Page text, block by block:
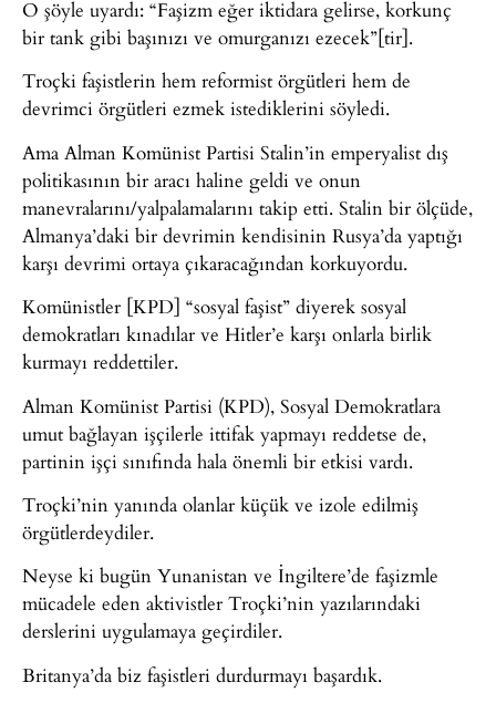
O şöyle uyardı: “Faşizm eğer iktidara gelirse, korkunç
bir tank gibi başınızı ve omurganızı ezecek”[tir].
Troçki faşistlerin hem reformist örgütleri hem de
devrimci örgütleri ezmek istediklerini söyledi.
Ama Alman Komünist Partisi Stalin’in emperyalist dış
politikasının bir aracı haline geldi ve onun
manevralarını/yalpalamalarını takip etti. Stalin bir ölçüde,
Almanya’daki bir devrimin kendisinin Rusya’da yaptığı
karşı devrimi ortaya çıkaracağından korkuyordu.
Komünistler [KPD] “sosyal faşist” diyerek sosyal
demokratları kınadılar ve Hitler’e karşı onlarla birlik
kurmayı reddettiler.
Alman Komünist Partisi (KPD), Sosyal Demokratlara
umut bağlayan işçilerle ittifak yapmayı reddetse de,
partinin işçi sınıfında hala önemli bir etkisi vardı.
Troçki’nin yanında olanlar küçük ve izole edilmiş
örgütlerdeydiler.
Neyse ki bugün Yunanistan ve İngiltere’de faşizmle
mücadele eden aktivistler Troçki’nin yazılarındaki
derslerini uygulamaya geçirdiler.
Britanya’da biz faşistleri durdurmayı başardık.